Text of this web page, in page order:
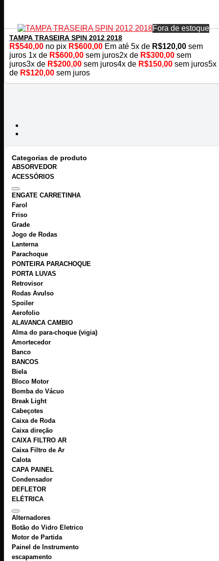
Fora de estoque
TAMPA TRASEIRA SPIN 2012 2018
R$540,00 no pix R$600,00 Em até 5x de R$120,00 sem
juros 1x de R$600,00 sem juros2x de R$300,00 sem
juros3x de R$200,00 sem juros4x de R$150,00 sem juros5x
de R$120,00 sem juros
Categorias de produto
ABSORVEDOR
ACESSÓRIOS
ENGATE CARRETINHA
Farol
Friso
Grade
Jogo de Rodas
Lanterna
Parachoque
PONTEIRA PARACHOQUE
PORTA LUVAS
Retrovisor
Rodas Avulso
Spoiler
Aerofolio
ALAVANCA CAMBIO
Alma do para-choque (vigia)
Amortecedor
Banco
BANCOS
Biela
Bloco Motor
Bomba do Vácuo
Break Light
Cabeçotes
Caixa de Roda
Caixa direção
CAIXA FILTRO AR
Caixa Filtro de Ar
Calota
CAPA PAINEL
Condensador
DEFLETOR
ELÉTRICA
Alternadores
Botão do Vidro Eletrico
Motor de Partida
Painel de Instrumento
escapamento